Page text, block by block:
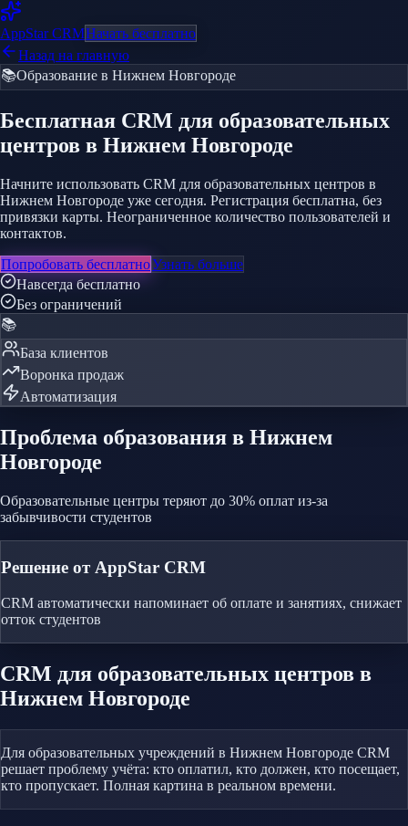
AppStarCRMНачать бесплатно
Назад на главную
📚Образование в Нижнем Новгороде
Бесплатная CRM для образовательных
центров в Нижнем Новгороде
Начните использовать CRM для образовательных центров в
Нижнем Новгороде уже сегодня. Регистрация бесплатна, без
привязки карты. Неограниченное количество пользователей и
контактов.
Попробовать бесплатноУзнать больше
Навсегда бесплатно
Без ограничений
📚
База клиентов
Воронка продаж
Автоматизация
Проблема образования в Нижнем
Новгороде
Образовательные центры теряют до 30% оплат из-за
забывчивости студентов
Решение от AppStar CRM
CRM автоматически напоминает об оплате и занятиях, снижает
отток студентов
CRM для образовательных центров в
Нижнем Новгороде
Для образовательных учреждений в Нижнем Новгороде CRM
решает проблему учёта: кто оплатил, кто должен, кто посещает,
кто пропускает. Полная картина в реальном времени.